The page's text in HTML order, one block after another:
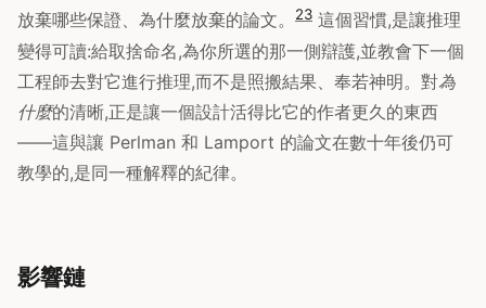
放棄哪些保證、為什麼放棄的論文。
23 這個習慣,是讓推理
變得可讀:給取捨命名,為你所選的那一側辯護,並教會下一個
工程師去對它進行推理,而不是照搬結果、奉若神明。對為
什麼的清晰,正是讓一個設計活得比它的作者更久的東西
——這與讓 Perlman 和 Lamport 的論文在數十年後仍可
教學的,是同一種解釋的紀律。
影響鏈